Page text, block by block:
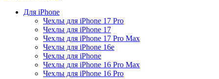
Для iPhone
Чехлы для iPhone 17 Pro
Чехлы для iPhone 17
Чехлы для iPhone 17 Pro Max
Чехлы для iPhone 16e
Чехлы для iPhone
Чехлы для iPhone 16 Pro Max
Чехлы для iPhone 16 Pro